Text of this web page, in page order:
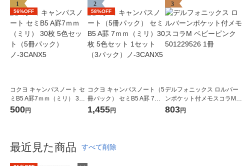
1
56%OFF
コクヨ キャンパスノート セ
ミB5 A罫7ｍｍ（ミリ） 30
枚 5色セット（5冊パック）
500円
2
58%OFF
コクヨ キャンパスノート（5
冊パック） セミB5 A罫 7ｍ
ｍ（ミリ）30枚 5色セット 1
1,455円
3
デルフォニックス ロルバー
ンポケット付メモスコラM
ベビーピンク 501229526 1
803円
最近見た商品 すべて削除